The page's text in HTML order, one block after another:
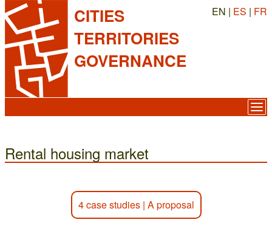
CITIES
TERRITORIES
GOVERNANCE
EN | ES | FR
Rental housing market
4 case studies| A proposal